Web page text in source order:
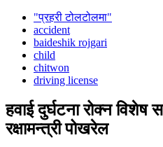
"प्रहरी टोलटोलमा"
accident
baideshik rojgari
child
chitwon
driving license
हवाई दुर्घटना रोक्न विशेष
रक्षामन्त्री पोखरेल